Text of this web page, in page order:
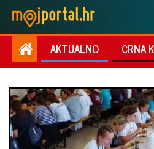
AKTUALNO CRNA